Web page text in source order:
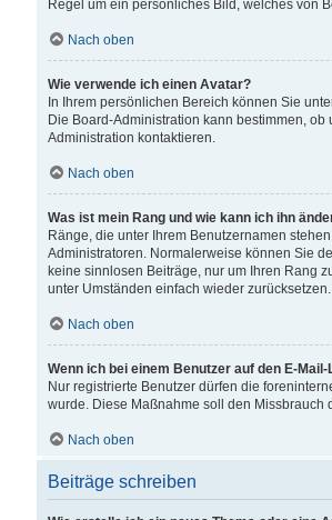
Regel um ein persönliches Bild, welches von
Nach oben
Wie verwende ich einen Avatar?
In Ihrem persönlichen Bereich können Sie
Die Board-Administration kann bestimmen,
Administration kontaktieren.
Nach oben
Was ist mein Rang und wie kann ich ihn
Ränge, die unter Ihrem Benutzernamen
Administratoren. Normalerweise können Sie
keine sinnlosen Beiträge, nur um Ihren Rang
unter Umständen einfach wieder zurücksetzen.
Nach oben
Wenn ich bei einem Benutzer auf den E-
Nur registrierte Benutzer dürfen die
wurde. Diese Maßnahme soll den Missbrauch
Nach oben
Beiträge schreiben